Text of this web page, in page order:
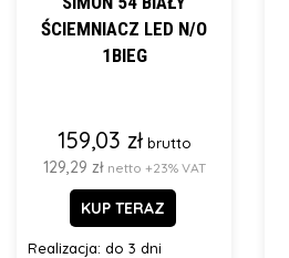
ŚCIEMNIACZ LED N/O
1BIEG
159,03 zł brutto
129,29 zł netto +23% VAT
KUP TERAZ
Realizacja: do 3 dni